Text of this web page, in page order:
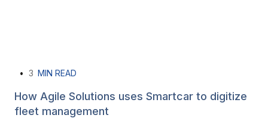
• 3 MIN READ
How Agile Solutions uses Smartcar to digitize
fleet management